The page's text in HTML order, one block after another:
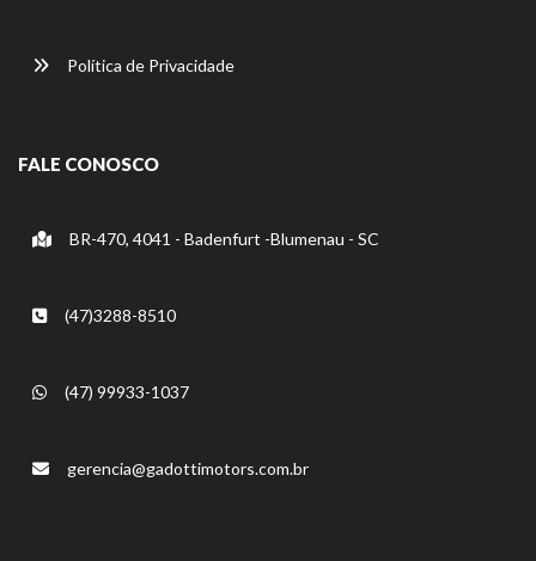
Política de Privacidade
FALE CONOSCO
BR-470, 4041 - Badenfurt -Blumenau - SC
(47)3288-8510
(47) 99933-1037
gerencia@gadottimotors.com.br